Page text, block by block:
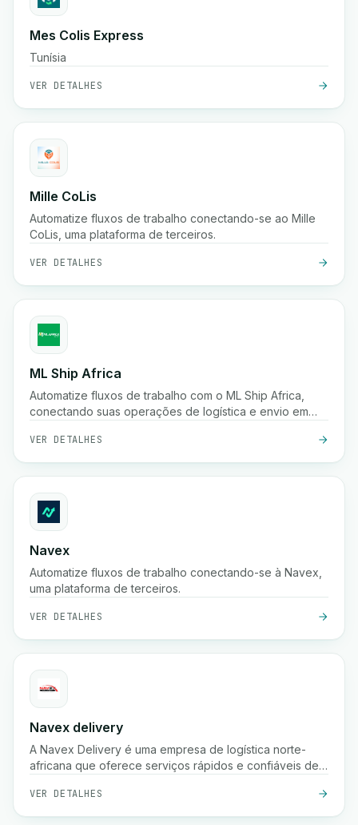
Mes Colis Express
Tunísia
VER DETALHES
Mille CoLis
Automatize fluxos de trabalho conectando-se ao Mille
CoLis, uma plataforma de terceiros.
VER DETALHES
ML Ship Africa
Automatize fluxos de trabalho com o ML Ship Africa,
conectando suas operações de logística e envio em
VER DETALHES
Navex
Automatize fluxos de trabalho conectando-se à Navex,
uma plataforma de terceiros.
VER DETALHES
Navex delivery
A Navex Delivery é uma empresa de logística norte-
africana que oferece serviços rápidos e confiáveis de
nacional e rastreamento em tempo real para e-
commerce e empresas.
VER DETALHES